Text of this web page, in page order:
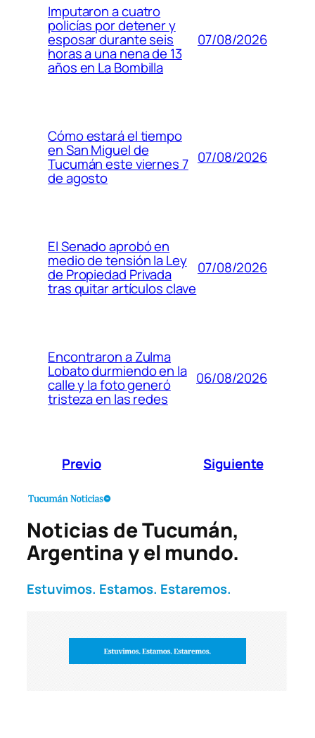
Imputaron a cuatro
policías por detener y
esposar durante seis
horas a una nena de 13
años en La Bombilla
07/08/2026
Cómo estará el tiempo
en San Miguel de
Tucumán este viernes 7
de agosto
07/08/2026
El Senado aprobó en
medio de tensión la Ley
de Propiedad Privada
tras quitar artículos clave
07/08/2026
Encontraron a Zulma
Lobato durmiendo en la
calle y la foto generó
tristeza en las redes
06/08/2026
Previo Siguiente
Noticias de Tucumán,
Argentina y el mundo.
Estuvimos. Estamos. Estaremos.